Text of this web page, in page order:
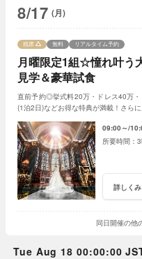
8/17 (月)
月曜限定1組☆憧れ叶
見学＆豪華試食
残席 無料 リアルタイム予約
直前予約◎挙式料20万・ドレス40万
(1泊2日)などお得な特典が満載！さら
09:00～
詳しく
同日開催の他
Tue Aug 18 00:00:00